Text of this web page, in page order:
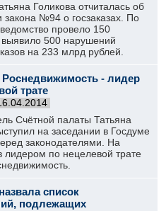
Голикова отчиталась об
закона №94 о госзаказах. По
провело 150
выявило 500 нарушений
на 233 млрд рублей.
Роснедвижимость - лидер
трате
Счётной палаты Татьяна
на заседании в Госдуме
законодателями. На
лидером по нецелевой трате
список
подлежащих